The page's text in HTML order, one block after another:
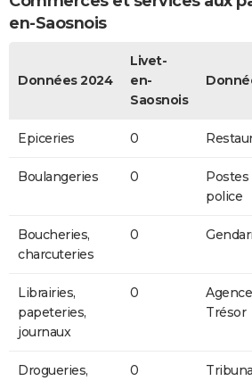
en-Saosnois
Données 2024
Livet-
en-
Saosnois
Epiceries 0
Boulangeries 0
Postes
police
Boucheries,
charcuteries
0
Librairies,
papeteries,
journaux
0
Trésor
Drogueries,
0